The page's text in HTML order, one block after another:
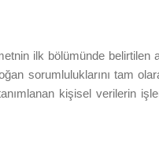
ilk bölümünde
sorumluluklarını tam
kişisel verilerin